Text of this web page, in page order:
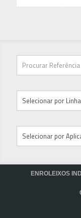
ENROLEIXOS